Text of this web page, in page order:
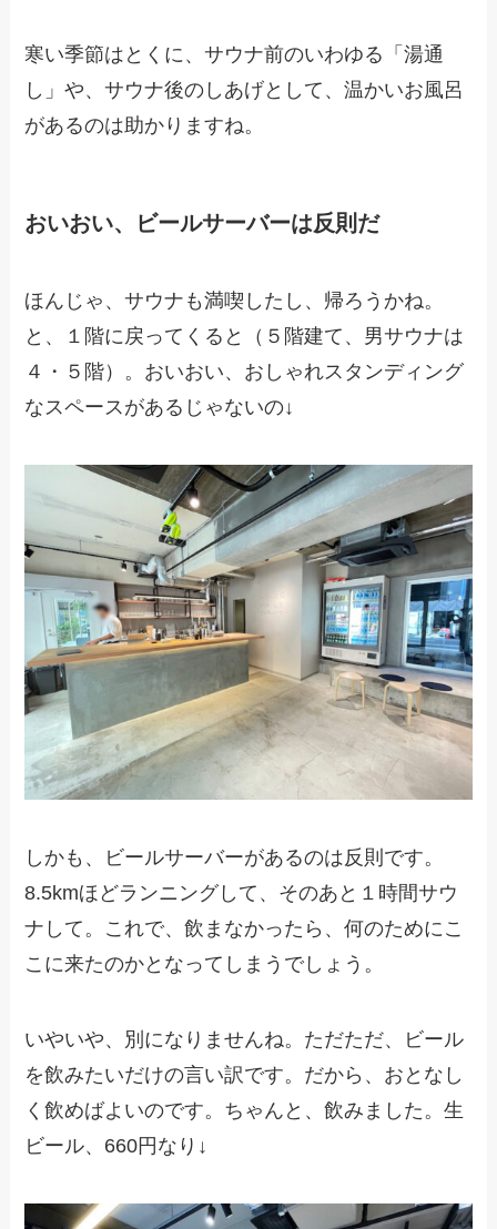
寒い季節はとくに、サウナ前のいわゆる「湯通
し」や、サウナ後のしあげとして、温かいお風呂
があるのは助かりますね。
おいおい、ビールサーバーは反則だ
ほんじゃ、サウナも満喫したし、帰ろうかね。
と、１階に戻ってくると（５階建て、男サウナは
４・５階）。おいおい、おしゃれスタンディング
なスペースがあるじゃないの↓
しかも、ビールサーバーがあるのは反則です。
8.5kmほどランニングして、そのあと１時間サウ
ナして。これで、飲まなかったら、何のためにこ
こに来たのかとなってしまうでしょう。
いやいや、別になりませんね。ただただ、ビール
を飲みたいだけの言い訳です。だから、おとなし
く飲めばよいのです。ちゃんと、飲みました。生
ビール、660円なり↓